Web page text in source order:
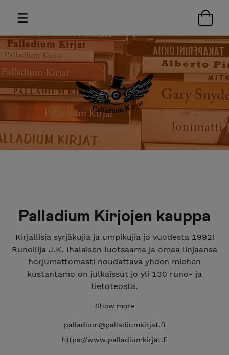
Palladium Kirjojen kauppa
Kirjallisia syrjäkujia ja umpikujia jo vuodesta 1992!
Runoilija J.K. Ihalaisen luotsaama ja omaa linjaansa
horjumattomasti noudattava yhden miehen
kustantamo on julkaissut jo yli 130 runo- ja
tietoteosta.
Show more
palladium@palladiumkirjat.fi
https://www.palladiumkirjat.fi